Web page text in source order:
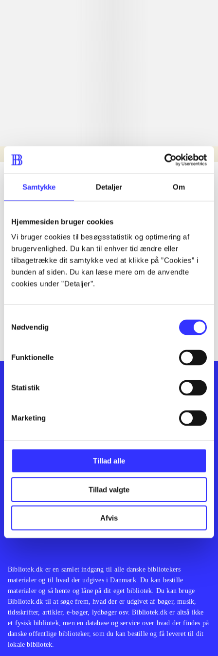
Samtykke Detaljer Om
Hjemmesiden bruger cookies
Vi bruger cookies til besøgsstatistik og optimering af
brugervenlighed. Du kan til enhver tid ændre eller
tilbagetrække dit samtykke ved at klikke på ”Cookies” i
bunden af siden. Du kan læse mere om de anvendte
cookies under ”Detaljer”.
Nødvendig
Funktionelle
Statistik
Marketing
Tillad alle
Tillad valgte
Afvis
Nyhed
lorem ipsum dolor sit amet ...
lorem ipsum dolor sit amet ...
lorem ipsum dolor sit amet ...
lorem ipsum dolor sit amet ...
lorem ipsum dolor sit amet ...
lorem ipsum dolor sit amet ...
lorem ipsum dolor sit amet ...
Feedback
Bibliotek.dk er en samlet indgang til alle danske bibliotekers
materialer og til hvad der udgives i Danmark. Du kan bestille
materialer og så hente og låne på dit eget bibliotek. Du kan bruge
Bibliotek.dk til at søge frem, hvad der er udgivet af bøger, musik,
tidsskrifter, artikler, e-bøger, lydbøger osv. Bibliotek.dk er altså ikke
et fysisk bibliotek, men en database og service over hvad der findes på
danske offentlige biblioteker, som du kan bestille og få leveret til dit
lokale bibliotek.
Kontakt os
English
Artikler
Film
Musik
Noder